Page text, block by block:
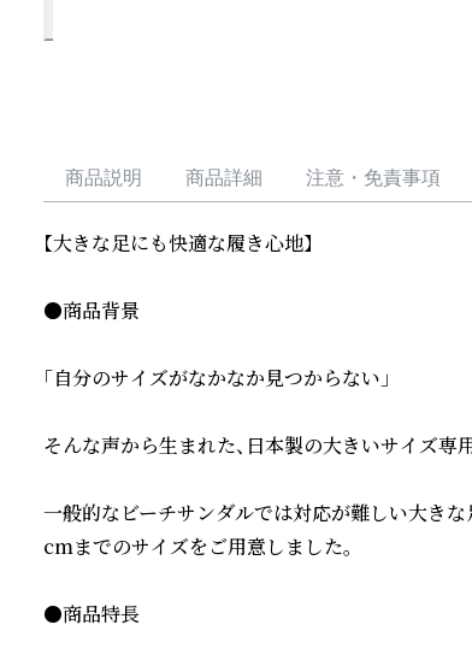
商品説明 商品詳細 注意・免責事項
【大きな足にも快適な履き心地】
●商品背景
「自分のサイズがなかなか見つからない」
そんな声から生まれた、日本製の大きいサイズ専
一般的なビーチサンダルでは対応が難しい大き
cmまでのサイズをご用意しました。
●商品特長